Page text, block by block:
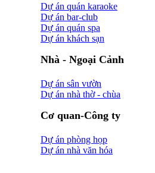
Dự án quán karaoke
Dự án bar-club
Dự án quán spa
Dự án khách sạn
Nhà - Ngoại Cảnh
Dự án sân vườn
Dự án nhà thờ - chùa
Cơ quan-Công ty
Dự án phòng họp
Dự án nhà văn hóa